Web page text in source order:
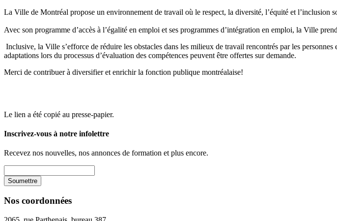
La Ville de Montréal propose un environnement de travail où le respect, la diversité, l’équité et l’inclusion
Avec son programme d’accès à l’égalité en emploi et ses programmes d’intégration en emploi, la Ville
Inclusive, la Ville s’efforce de réduire les obstacles dans les milieux de travail rencontrés par les
adaptations lors du processus d’évaluation des compétences peuvent être offertes sur demande.
Merci de contribuer à diversifier et enrichir la fonction publique montréalaise!
Le lien a été copié au presse-papier.
Inscrivez-vous à notre infolettre
Recevez nos nouvelles, nos annonces de formation et plus encore.
Nos coordonnées